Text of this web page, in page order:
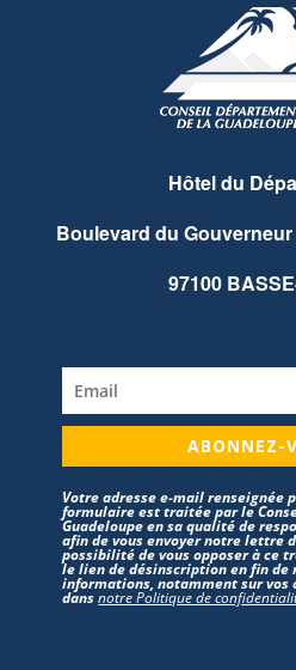
Hôtel du
Boulevard du
97100
ABONNEZ-
Votre adresse e-mail renseignée
formulaire est traitée par le
Guadeloupe en sa qualité de
afin de vous envoyer notre lettre
possibilité de vous opposer à ce
le lien de désinscription en fin de
informations, notamment sur
dansnotre Politique de